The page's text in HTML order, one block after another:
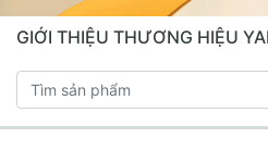
GIỚI THIỆU THƯƠNG HIỆU